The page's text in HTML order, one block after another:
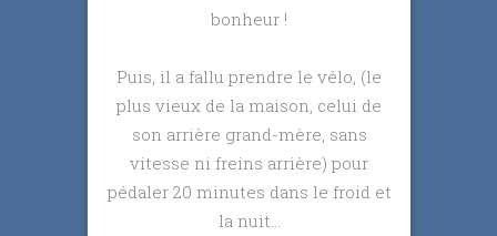
bonheur !
Puis, il a fallu prendre le vélo, (le
plus vieux de la maison, celui de
son arrière grand-mère, sans
vitesse ni freins arrière) pour
pédaler 20 minutes dans le froid et
la nuit…